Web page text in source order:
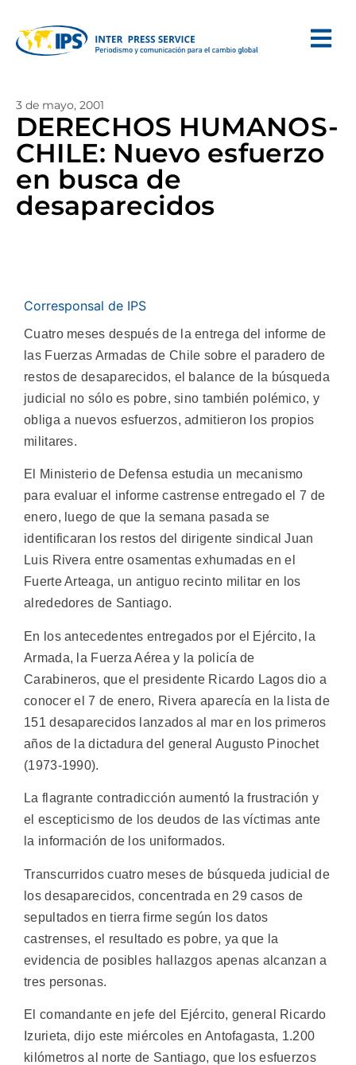
3 de mayo, 2001
DERECHOS HUMANOS-
CHILE: Nuevo esfuerzo
en busca de
desaparecidos
Corresponsal de IPS
Cuatro meses después de la entrega del informe de
las Fuerzas Armadas de Chile sobre el paradero de
restos de desaparecidos, el balance de la búsqueda
judicial no sólo es pobre, sino también polémico, y
obliga a nuevos esfuerzos, admitieron los propios
militares.
El Ministerio de Defensa estudia un mecanismo
para evaluar el informe castrense entregado el 7 de
enero, luego de que la semana pasada se
identificaran los restos del dirigente sindical Juan
Luis Rivera entre osamentas exhumadas en el
Fuerte Arteaga, un antiguo recinto militar en los
alrededores de Santiago.
En los antecedentes entregados por el Ejército, la
Armada, la Fuerza Aérea y la policía de
Carabineros, que el presidente Ricardo Lagos dio a
conocer el 7 de enero, Rivera aparecía en la lista de
151 desaparecidos lanzados al mar en los primeros
años de la dictadura del general Augusto Pinochet
(1973-1990).
La flagrante contradicción aumentó la frustración y
el escepticismo de los deudos de las víctimas ante
la información de los uniformados.
Transcurridos cuatro meses de búsqueda judicial de
los desaparecidos, concentrada en 29 casos de
sepultados en tierra firme según los datos
castrenses, el resultado es pobre, ya que la
evidencia de posibles hallazgos apenas alcanzan a
tres personas.
El comandante en jefe del Ejército, general Ricardo
Izurieta, dijo este miércoles en Antofagasta, 1.200
kilómetros al norte de Santiago, que los esfuerzos